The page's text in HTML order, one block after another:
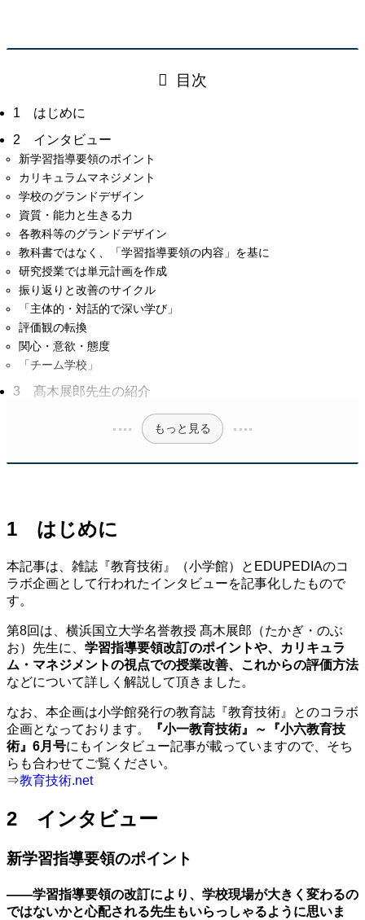
目次
1 はじめに
2 インタビュー
新学習指導要領のポイント
カリキュラムマネジメント
学校のグランドデザイン
資質・能力と生きる力
各教科等のグランドデザイン
教科書ではなく、「学習指導要領の内容」を基に
研究授業では単元計画を作成
振り返りと改善のサイクル
「主体的・対話的で深い学び」
評価観の転換
関心・意欲・態度
「チーム学校」
3 髙木展郎先生の紹介
もっと見る
1 はじめに
本記事は、雑誌『教育技術』（小学館）とEDUPEDIAのコ
ラボ企画として行われたインタビューを記事化したもので
す。
第8回は、横浜国立大学名誉教授 髙木展郎（たかぎ・のぶ
お）先生に、 学習指導要領改訂のポイントや、カリキュラ
ム・マネジメントの視点での授業改善、これからの評価方法
などについて詳しく解説して頂きました。
なお、本企画は小学館発行の教育誌『教育技術』とのコラボ
企画となっております。
『小一教育技術』～『小六教育技
術』6月号にもインタビュー記事が載っていますので、そち
らも合わせてご覧ください。
⇒教育技術.net
2 インタビュー
新学習指導要領のポイント
——学習指導要領の改訂により、学校現場が大きく変わるの
ではないかと心配される先生もいらっしゃるように思いま